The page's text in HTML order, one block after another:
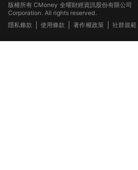
版權所有 CMoney 全曜財經資訊股份有限公
Corporation. All rights reserved.
隱私條款
使用條款 著作權政策 社群規範